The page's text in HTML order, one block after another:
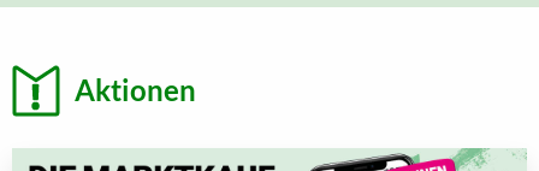
Aktionen